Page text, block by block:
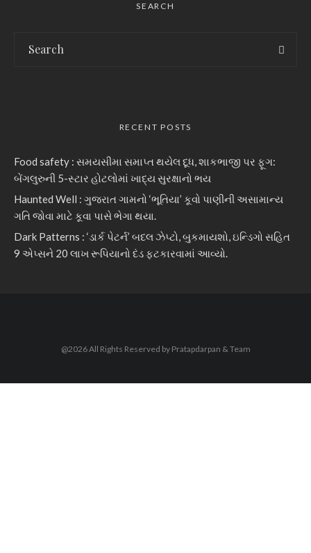
SEARCH
RECENT POSTS
Food safety : સમયસીમા સમાપ્ત થયેલ દૂધ, શાકભાજી પર ફૂગ:
બેંગલુરુની 5-સ્ટાર હોટલોમાં ખાદ્ય સુરક્ષાનો ભય
Haunted Well : ગુજરાત ગામનો ‘ભૂતિયા’ કૂવો પાણીની અસામાન્ય
ગતિ જોવા માટે કૂવા પાસે ભેગા થયા.
Dark Patterns : ‘ડાર્ક પેટર્ન’ બદલ ઝેપ્ટો, બુકમાયશો, ઇન્ડિગો સહિત
9 એપ્સને 20 લાખ રૂપિયાનો દંડ ફટકારવામાં આવ્યો.
@2026 All Rights Reserved by Pratapdarpan & Team